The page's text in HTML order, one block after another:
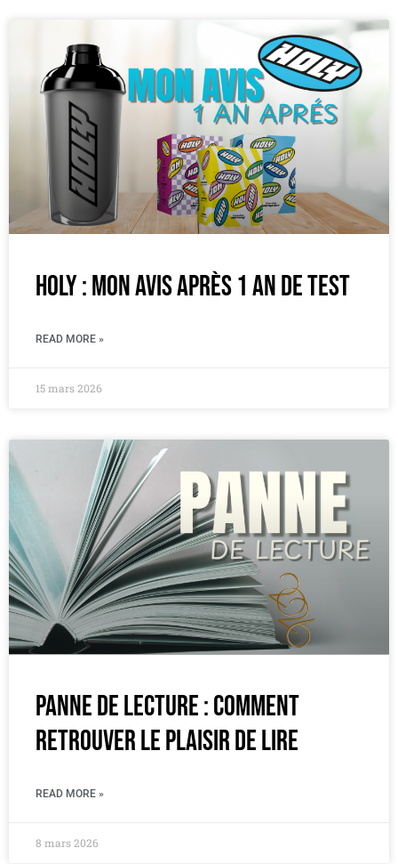
Holy : mon avis après 1 an de test
READ MORE »
15 mars 2026
Panne de lecture : comment
retrouver le plaisir de lire
READ MORE »
8 mars 2026